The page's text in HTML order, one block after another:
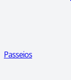
Passeios